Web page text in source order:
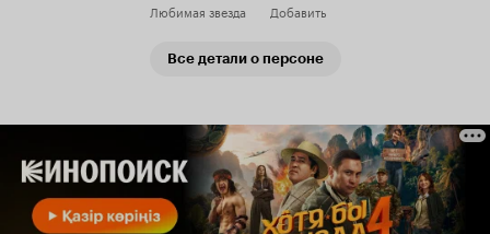
Любимая звезда Добавить
Все детали о персоне